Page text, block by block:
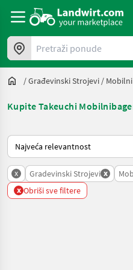
Pretraži ponude
/Građevinski Strojevi /
Kupite Takeuchi
Način na koji sortira
x Gradevinski Strojevi x
x Obriši sve filtere